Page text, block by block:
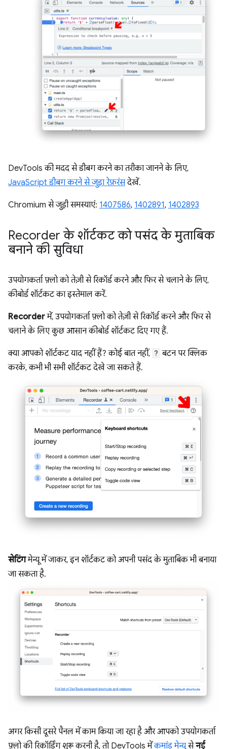
DevTools की मदद से डीबग करने का तरीका जानने के लिए,
JavaScript डीबग करने से जुड़ा रेफ़रंसदेखें.
Chromium से जुड़ी समस्याएं: 1407586, 1402891, 1402893
Recorder के शॉर्टकट को पसंद के मुताबिक
बनाने की सुविधा
उपयोगकर्ता फ़्लो को तेज़ी से रिकॉर्ड करने और फिर से चलाने के लिए,
कीबोर्ड शॉर्टकट का इस्तेमाल करें.
Recorderमें, उपयोगकर्ता फ़्लो को तेज़ी से रिकॉर्ड करने और फिर से
चलाने के लिए कुछ आसान कीबोर्ड शॉर्टकट दिए गए हैं.
क्या आपको शॉर्टकट याद नहीं हैं? कोई बात नहीं, ? बटन पर क्लिक
करके, कभी भी सभी शॉर्टकट देखे जा सकते हैं.
सेटिंगमेन्यू में जाकर, इन शॉर्टकट को अपनी पसंद के मुताबिक भी बनाया
जा सकता है.
अगर किसी दूसरे पैनल में काम किया जा रहा है और आपको उपयोगकर्ता
फ़्लो की रिकॉर्डिंग शुरू करनी है, तो DevTools मेंकमांड मेन्यूसेनई